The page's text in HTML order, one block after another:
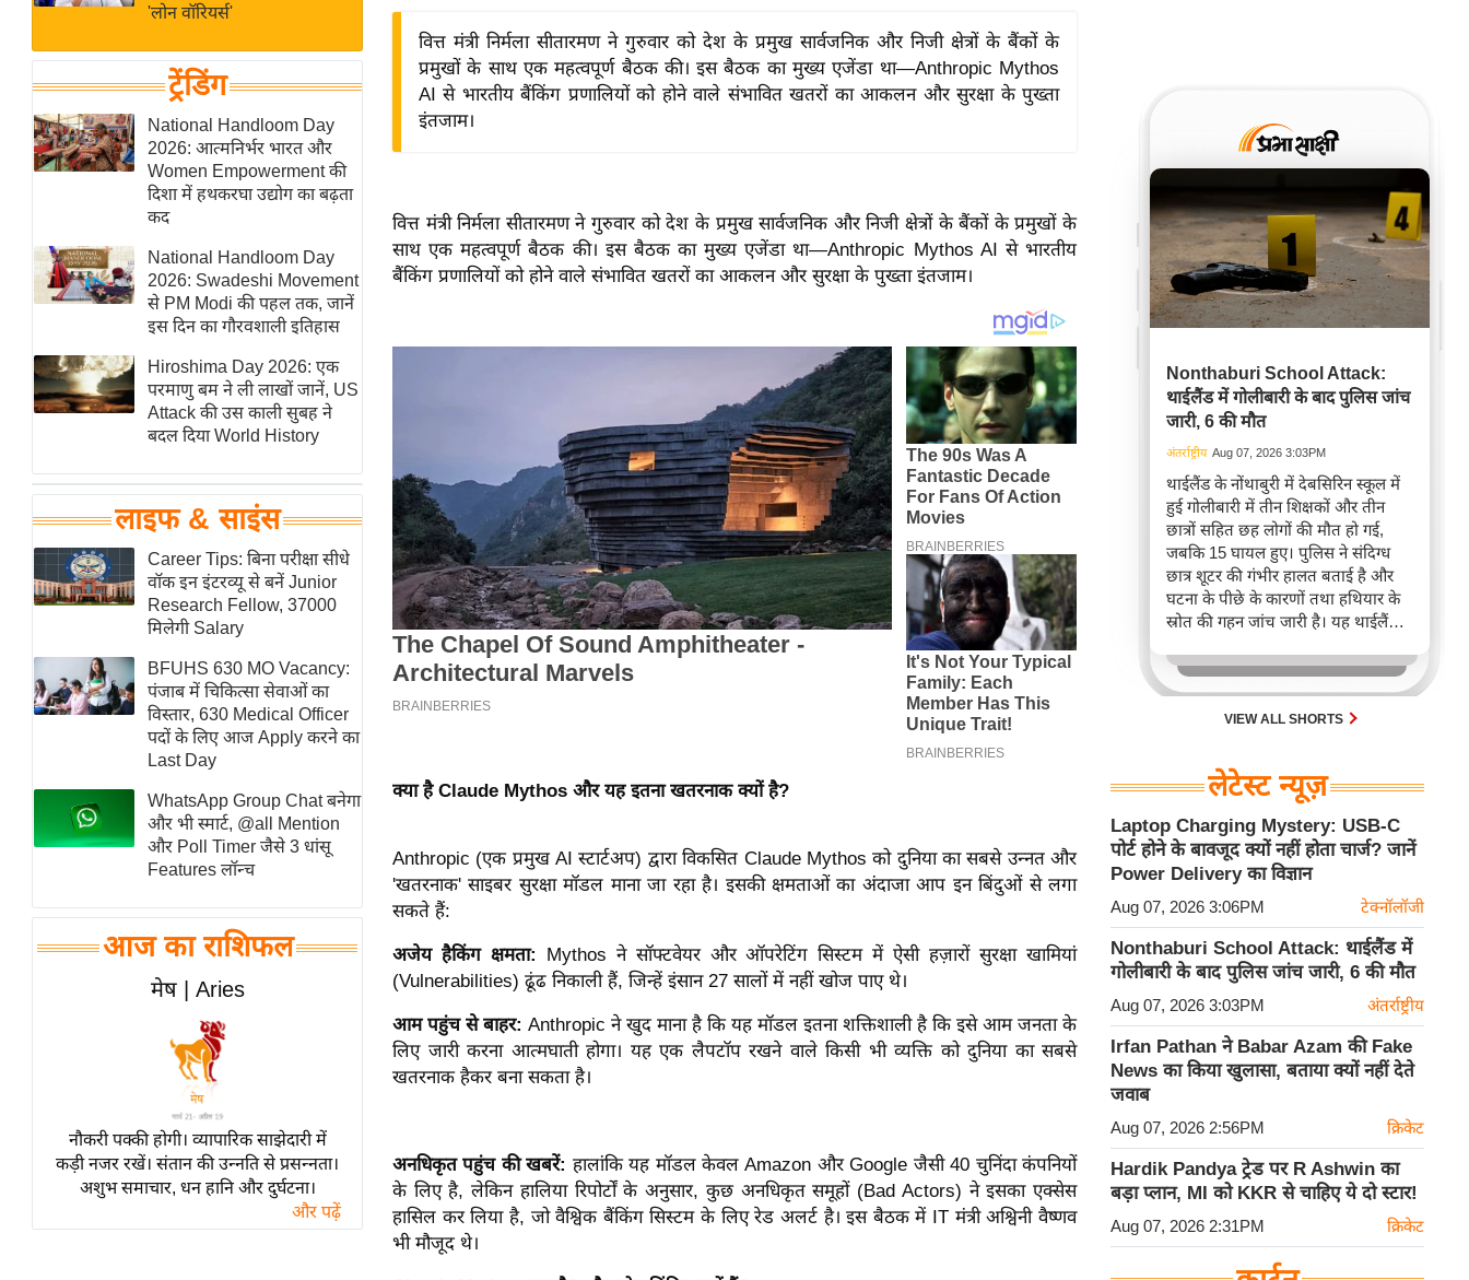
शख्सियत
यंग इंडिया
साहित्य जगत
ऑटो वर्ल्ड
न्यूज ब्रीफ
मनोरंजन जगत
बॉलीवुड
हॉलीवुड
फिल्म समीक्षा
Breaking
News
लाइफस्टाइल
टेक्नॉलॉजी
घरेलू नुस्खे
पर्यटन स्थल
फिटनेस मंत्रा
रिलेशनशिप
राजनीति
विश्लेषण
समसामयिक
मातृभूमि
एम.
आर.
आई.
समीक्षा
धर्म
ज्योतिष
त्योहार
राशिफल
विशेष
विश्लेषण
'लोन वॉरियर्स'
ट्रेंडिंग
National Handloom Day
2026: आत्मनिर्भर भारत और
Women Empowerment की
दिशा में हथकरघा उद्योग का बढ़ता
कद
National Handloom Day
2026: Swadeshi Movement
से PM Modi की पहल तक, जानें
इस दिन का गौरवशाली इतिहास
Hiroshima Day 2026: एक
परमाणु बम ने ली लाखों जानें, US
Attack की उस काली सुबह ने
बदल दिया World History
लाइफ & साइंस
Career Tips: बिना परीक्षा सीधे
वॉक इन इंटरव्यू से बनें Junior
Research Fellow, 37000
मिलेगी Salary
BFUHS 630 MO Vacancy:
पंजाब में चिकित्सा सेवाओं का
विस्तार, 630 Medical Officer
पदों के लिए आज Apply करने का
Last Day
WhatsApp Group Chat बनेगा
और भी स्मार्ट, @all Mention
और Poll Timer जैसे 3 धांसू
Features लॉन्च
आज का राशिफल
मेष | Aries
नौकरी पक्की होगी। व्यापारिक साझेदारी में
कड़ी नजर रखें। संतान की उन्नति से प्रसन्नता।
अशुभ समाचार, धन हानि और दुर्घटना।
और पढ़ें
वित्त मंत्री निर्मला सीतारमण ने गुरुवार को देश के प्रमुख सार्वजनिक और निजी क्षेत्रों के बैंकों के
प्रमुखों के साथ एक महत्वपूर्ण बैठक की। इस बैठक का मुख्य एजेंडा था—Anthropic Mythos
AI से भारतीय बैंकिंग प्रणालियों को होने वाले संभावित खतरों का आकलन और सुरक्षा के पुख्ता
इंतजाम।
वित्त मंत्री निर्मला सीतारमण ने गुरुवार को देश के प्रमुख सार्वजनिक और निजी क्षेत्रों के बैंकों के प्रमुखों के
साथ एक महत्वपूर्ण बैठक की। इस बैठक का मुख्य एजेंडा था—Anthropic Mythos AI से भारतीय
बैंकिंग प्रणालियों को होने वाले संभावित खतरों का आकलन और सुरक्षा के पुख्ता इंतजाम।
क्या है Claude Mythos और यह इतना खतरनाक क्यों है?
Anthropic (एक प्रमुख AI स्टार्टअप) द्वारा विकसित Claude Mythos को दुनिया का सबसे उन्नत और
'खतरनाक' साइबर सुरक्षा मॉडल माना जा रहा है। इसकी क्षमताओं का अंदाजा आप इन बिंदुओं से लगा
सकते हैं:
अजेय हैकिंग क्षमता: Mythos ने सॉफ्टवेयर और ऑपरेटिंग सिस्टम में ऐसी हज़ारों सुरक्षा खामियां
(Vulnerabilities) ढूंढ निकाली हैं, जिन्हें इंसान 27 सालों में नहीं खोज पाए थे।
आम पहुंच से बाहर: Anthropic ने खुद माना है कि यह मॉडल इतना शक्तिशाली है कि इसे आम जनता के
लिए जारी करना आत्मघाती होगा। यह एक लैपटॉप रखने वाले किसी भी व्यक्ति को दुनिया का सबसे
खतरनाक हैकर बना सकता है।
अनधिकृत पहुंच की खबरें: हालांकि यह मॉडल केवल Amazon और Google जैसी 40 चुनिंदा कंपनियों
के लिए है, लेकिन हालिया रिपोर्टों के अनुसार, कुछ अनधिकृत समूहों (Bad Actors) ने इसका एक्सेस
हासिल कर लिया है, जो वैश्विक बैंकिंग सिस्टम के लिए रेड अलर्ट है।इस बैठक में IT मंत्री अश्विनी वैष्णव
भी मौजूद थे।
Nonthaburi School Attack:
थाईलैंड में गोलीबारी के बाद पुलिस जांच
जारी, 6 की मौत
अंतर्राष्ट्रीय Aug 07, 2026 3:03PM
थाईलैंड के नोंथाबुरी में देबसिरिन स्कूल में
हुई गोलीबारी में तीन शिक्षकों और तीन
छात्रों सहित छह लोगों की मौत हो गई,
जबकि 15 घायल हुए। पुलिस ने संदिग्ध
छात्र शूटर की गंभीर हालत बताई है और
घटना के पीछे के कारणों तथा हथियार के
स्रोत की गहन जांच जारी है। यह थाईलैंड में
घटना है, जो सुरक्षा चिंताओं को बढ़ाती है।
VIEW ALL SHORTS
लेटेस्ट न्यूज़
Laptop Charging Mystery: USB-C
पोर्ट होने के बावजूद क्यों नहीं होता चार्ज? जानें
Power Delivery का विज्ञान
Aug 07, 2026 3:06PM टेक्नॉलॉजी
Nonthaburi School Attack: थाईलैंड में
गोलीबारी के बाद पुलिस जांच जारी, 6 की मौत
Aug 07, 2026 3:03PM अंतर्राष्ट्रीय
Irfan Pathan ने Babar Azam की Fake
News का किया खुलासा, बताया क्यों नहीं देते
जवाब
Aug 07, 2026 2:56PM क्रिकेट
Hardik Pandya ट्रेड पर R Ashwin का
बड़ा प्लान, MI को KKR से चाहिए ये दो स्टार!
Aug 07, 2026 2:31PM क्रिकेट